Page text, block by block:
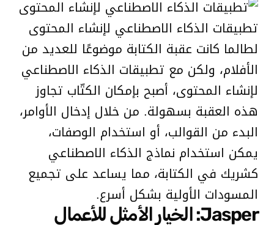
تطبيقات الذكاء الاصطناعي لإنشاء المحتوى
لطالما كانت عقبة الكتابة موضوعًا للعديد من
الأفلام، ولكن مع تطبيقات الذكاء الاصطناعي
لإنشاء المحتوى، أصبح بإمكان الكتّاب تجاوز
هذه العقبة بسهولة. من خلال إدخال الأوامر،
البدء من القوالب، أو استخدام الوصفات،
يمكن استخدام نماذج الذكاء الاصطناعي
كشريك في الكتابة، مما يساعد على تجميع
المسودات الأولية بشكل أسرع.
Jasper: الخيار الأمثل للأعمال